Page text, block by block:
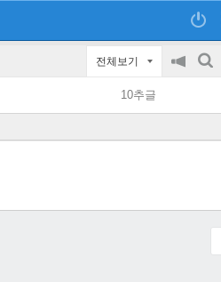
전체보기
공
on/off
검
10추글